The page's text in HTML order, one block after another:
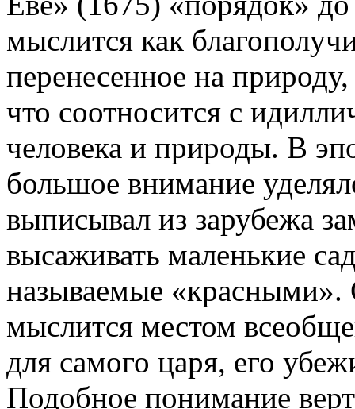
мыслится как
перенесенное на
что соотносится с
человека и природы. В
большое внимание
выписывал из зарубежа
высаживать маленькие
называемые «красными».
мыслится местом
для самого царя, его
Подобное понимание